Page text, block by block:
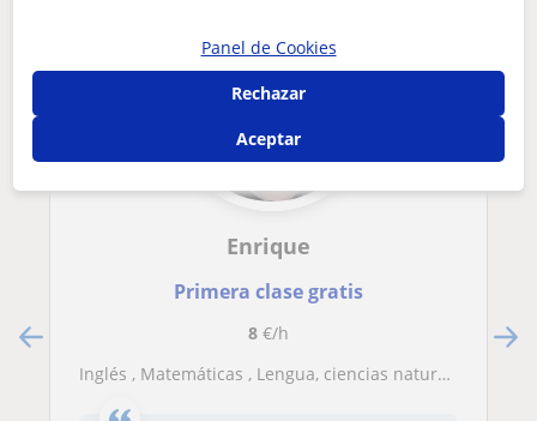
Enrique
Primera clase gratis
8€/h
Inglés , Matemáticas , Lengua, ciencias naturales y sociales etc
Panel de Cookies
Rechazar
Aceptar